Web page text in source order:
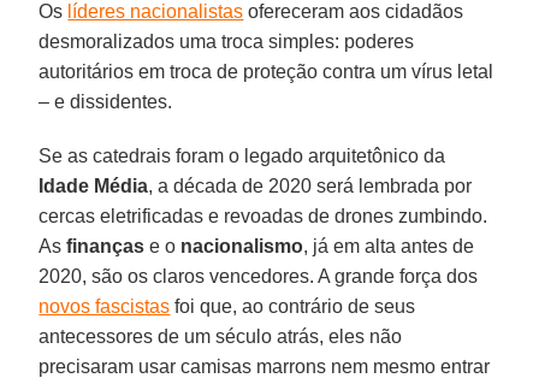
Os líderes nacionalistas ofereceram aos cidadãos
desmoralizados uma troca simples: poderes
autoritários em troca de proteção contra um vírus letal
– e dissidentes.
Se as catedrais foram o legado arquitetônico da
Idade Média, a década de 2020 será lembrada por
cercas eletrificadas e revoadas de drones zumbindo.
Asfinanças e o nacionalismo, já em alta antes de
2020, são os claros vencedores. A grande força dos
novos fascistas foi que, ao contrário de seus
antecessores de um século atrás, eles não
precisaram usar camisas marrons nem mesmo entrar